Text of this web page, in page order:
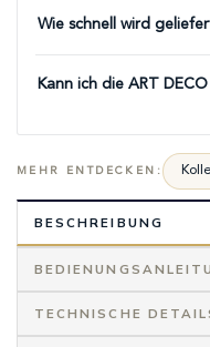
Wie schnell wird
Kann ich die ART
MEHR ENTDECKEN:
BESCHREIBUNG
TECHNISCHE